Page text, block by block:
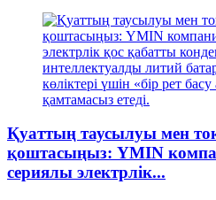
Қуаттың таусылуы мен
қоштасыңыз: YMIN
сериялы электрлік...